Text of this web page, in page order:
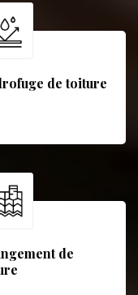
de toiture
de